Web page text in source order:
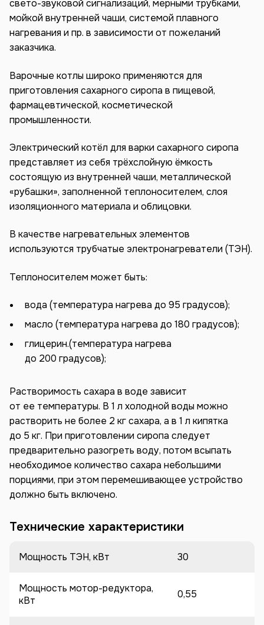
свето-звуковой сигнализаций, мерными трубками,
мойкой внутренней чаши, системой плавного
нагревания и пр. в зависимости от пожеланий
заказчика.
Варочные котлы широко применяются для
приготовления сахарного сиропа в пищевой,
фармацевтической, косметической
промышленности.
Электрический котёл для варки сахарного сиропа
представляет из себя трёхслойную ёмкость
состоящую из внутренней чаши, металлической
«рубашки», заполненной теплоносителем, слоя
изоляционного материала и облицовки.
В качестве нагревательных элементов
используются трубчатые электронагреватели (ТЭН).
Теплоносителем может быть:
вода (температура нагрева до 95 градусов);
масло (температура нагрева до 180 градусов);
глицерин.(температура нагрева
до 200 градусов);
Растворимость сахара в воде зависит
от ее температуры. В 1 л холодной воды можно
растворить не более 2 кг сахара, а в 1 л кипятка
до 5 кг. При приготовлении сиропа следует
предварительно разогреть воду, потом всыпать
необходимое количество сахара небольшими
порциями, при этом перемешивающее устройство
должно быть включено.
Технические характеристики
Мощность ТЭН, кВт 30
Мощность мотор-редуктора,
кВт
0,55